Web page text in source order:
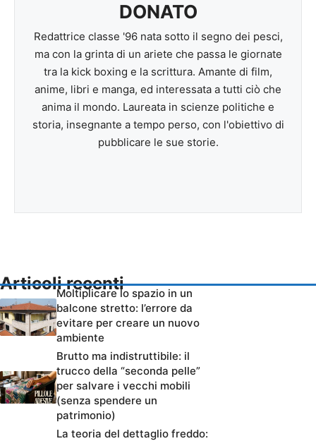
DONATO
Redattrice classe '96 nata sotto il segno dei pesci,
ma con la grinta di un ariete che passa le giornate
tra la kick boxing e la scrittura. Amante di film,
anime, libri e manga, ed interessata a tutti ciò che
anima il mondo. Laureata in scienze politiche e
storia, insegnante a tempo perso, con l'obiettivo di
pubblicare le sue storie.
Articoli recenti
Moltiplicare lo spazio in un
balcone stretto: l’errore da
evitare per creare un nuovo
ambiente
Brutto ma indistruttibile: il
trucco della “seconda pelle”
per salvare i vecchi mobili
(senza spendere un
patrimonio)
La teoria del dettaglio freddo: